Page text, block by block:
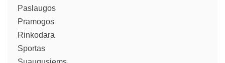
Paslaugos
Pramogos
Rinkodara
Sportas